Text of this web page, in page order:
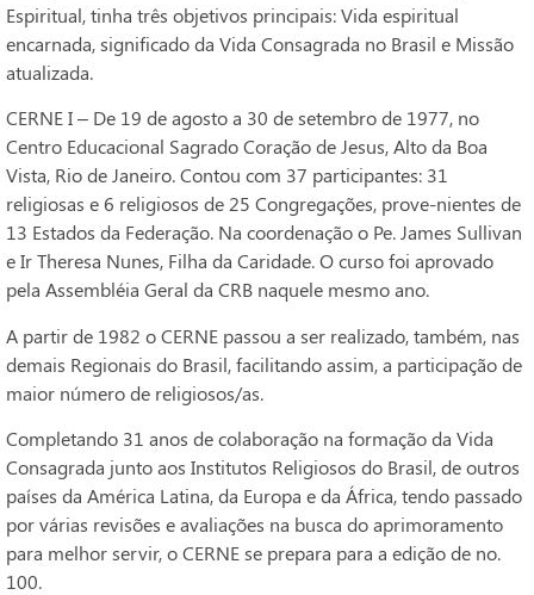
Espiritual, tinha três objetivos principais: Vida espiritual
encarnada, significado da Vida Consagrada no Brasil e Missão
atualizada.
CERNE I – De 19 de agosto a 30 de setembro de 1977, no
Centro Educacional Sagrado Coração de Jesus, Alto da Boa
Vista, Rio de Janeiro. Contou com 37 participantes: 31
religiosas e 6 religiosos de 25 Congregações, prove-nientes de
13 Estados da Federação. Na coordenação o Pe. James Sullivan
e Ir Theresa Nunes, Filha da Caridade. O curso foi aprovado
pela Assembléia Geral da CRB naquele mesmo ano.
A partir de 1982 o CERNE passou a ser realizado, também, nas
demais Regionais do Brasil, facilitando assim, a participação de
maior número de religiosos/as.
Completando 31 anos de colaboração na formação da Vida
Consagrada junto aos Institutos Religiosos do Brasil, de outros
países da América Latina, da Europa e da África, tendo passado
por várias revisões e avaliações na busca do aprimoramento
para melhor servir, o CERNE se prepara para a edição de no.
100.